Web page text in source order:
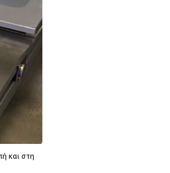
και στη